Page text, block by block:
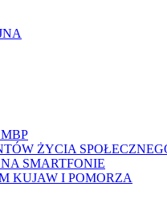
ŻYCIA
SMARTFONIE
KUJAW I POMORZA